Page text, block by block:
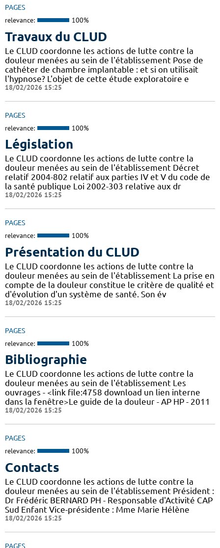
PAGES
relevance: 100%
Travaux du CLUD
Le CLUD coordonne les actions de lutte contre la
douleur menées au sein de l'établissement Pose de
cathéter de chambre implantable : et si on utilisait
l'hypnose? L'objet de cette étude exploratoire e
18/02/2026 15:25
PAGES
relevance: 100%
Législation
Le CLUD coordonne les actions de lutte contre la
douleur menées au sein de l'établissement Décret
relatif 2004-802 relatif aux parties IV et V du code de
la santé publique Loi 2002-303 relative aux dr
18/02/2026 15:25
PAGES
relevance: 100%
Présentation du CLUD
Le CLUD coordonne les actions de lutte contre la
douleur menées au sein de l'établissement La prise en
compte de la douleur constitue le critère de qualité et
d'évolution d'un système de santé. Son év
18/02/2026 15:25
PAGES
relevance: 100%
Bibliographie
Le CLUD coordonne les actions de lutte contre la
douleur menées au sein de l'établissement Les
ouvrages - <link file:4758 download un lien interne
dans la fenêtre>Le guide de la douleur - AP HP - 2011
18/02/2026 15:25
PAGES
relevance: 100%
Contacts
Le CLUD coordonne les actions de lutte contre la
douleur menées au sein de l'établissement Président :
Dr Frédéric BERNARD PH - Responsable d'Activité CAP
Sud Enfant Vice-présidente : Mme Marie Hélène
18/02/2026 15:25
PAGES